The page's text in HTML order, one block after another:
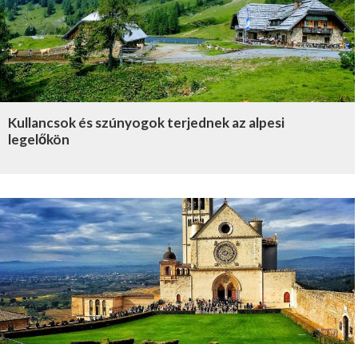
Kullancsok és szúnyogok terjednek az alpesi
legelőkön